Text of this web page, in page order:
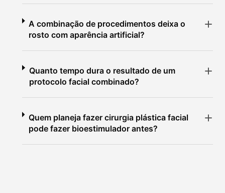
A combinação de procedimentos deixa o
rosto com aparência artificial?
Quanto tempo dura o resultado de um
protocolo facial combinado?
Quem planeja fazer cirurgia plástica facial
pode fazer bioestimulador antes?